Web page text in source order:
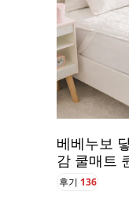
베베누보
감 쿨매트
후기 136